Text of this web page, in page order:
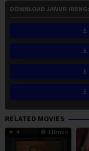
DOWNLOAD JANUR
RELATED MOVIES
4 110 min